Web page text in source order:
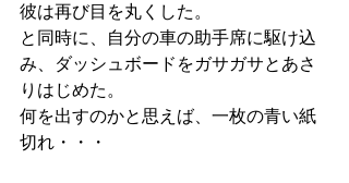
彼は再び目を丸くした。
と同時に、自分の車の助手席に駆け込
み、ダッシュボードをガサガサとあさ
りはじめた。
何を出すのかと思えば、一枚の青い紙
切れ・・・